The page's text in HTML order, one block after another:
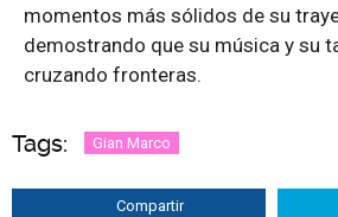
momentos más sólidos de su
demostrando que su música y su
cruzando fronteras.
Tags: Gian Marco
Compartir